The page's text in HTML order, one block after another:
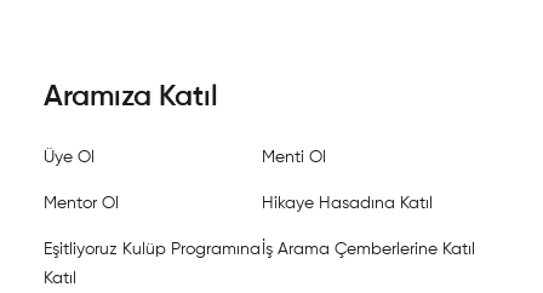
Aramıza Katıl
Üye Ol Menti Ol
Mentor Ol Hikaye Hasadına Katıl
Eşitliyoruz Kulüp Programına
Katıl
İş Arama Çemberlerine Katıl